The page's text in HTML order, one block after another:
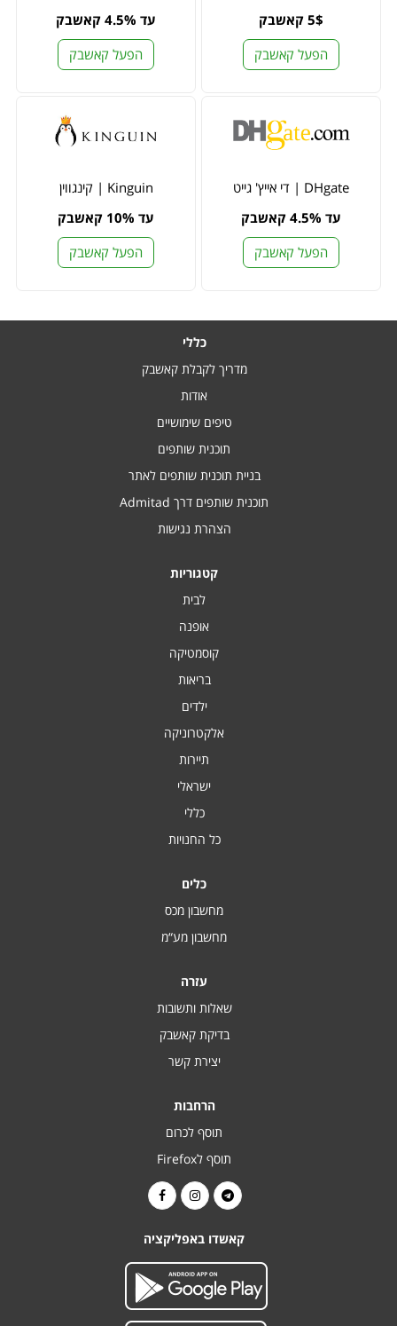
5$ קאשבק
הפעל קאשבק
עד 4.5% קאשבק
הפעל קאשבק
DHgate | די אייץ' גייט
עד 4.5% קאשבק
הפעל קאשבק
Kinguin | קינגווין
עד 10% קאשבק
הפעל קאשבק
כללי
מדריך לקבלת קאשבק
אודות
טיפים שימושיים
תוכנית שותפים
בניית תוכנית שותפים לאתר
תוכנית שותפים דרך Admitad
הצהרת נגישות
קטגוריות
לבית
אופנה
קוסמטיקה
בריאות
ילדים
אלקטרוניקה
תיירות
ישראלי
כללי
כל החנויות
כלים
מחשבון מכס
מחשבון מע“מ
עזרה
שאלות ותשובות
בדיקת קאשבק
יצירת קשר
הרחבות
תוסף לכרום
תוסף לFirefox
קאשדו באפליקציה